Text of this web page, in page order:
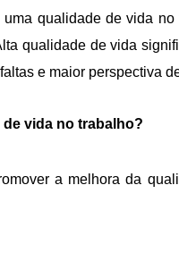
qualidade de vida
qualidade de vida
e maior perspectiva
vida no trabalho?
a melhora da